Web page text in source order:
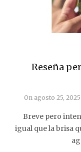
Reseña
On agosto 25, 2025
Breve pero
igual que la brisa